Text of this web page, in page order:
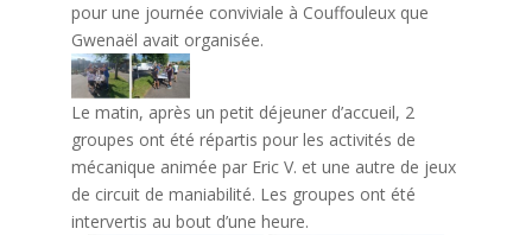
pour une journée conviviale à Couffouleux que
Gwenaël avait organisée.
Le matin, après un petit déjeuner d’accueil, 2
groupes ont été répartis pour les activités de
mécanique animée par Eric V. et une autre de jeux
de circuit de maniabilité. Les groupes ont été
intervertis au bout d’une heure.